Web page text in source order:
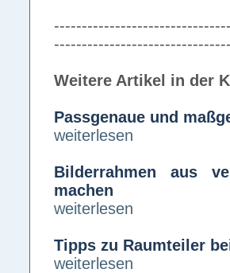
Weitere Artikel in der
Passgenaue und
weiterlesen
Bilderrahmen aus
machen
weiterlesen
Tipps zu Raumteiler
weiterlesen